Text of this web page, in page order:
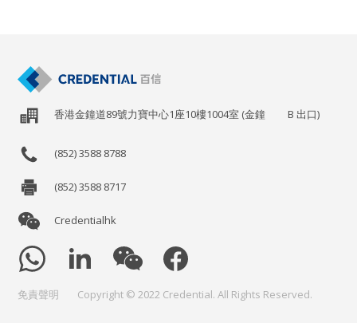
香港金鐘道89號力寶中心1座10樓1004室 (金鐘 B 出口)
(852) 3588 8788
(852) 3588 8717
Credentialhk
免責聲明 Copyright © 2022 Credential. All Rights Reserved.